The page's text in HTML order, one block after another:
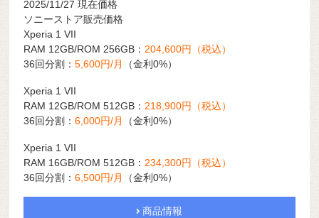
2025/11/27 現在価格
ソニーストア販売価格
Xperia 1 VII
RAM 12GB/ROM 256GB： 204,600円（税込）
36回分割：5,600円/月 （金利0%）
Xperia 1 VII
RAM 12GB/ROM 512GB： 218,900円（税込）
36回分割：6,000円/月 （金利0%）
Xperia 1 VII
RAM 16GB/ROM 512GB： 234,300円（税込）
36回分割：6,500円/月 （金利0%）
商品情報